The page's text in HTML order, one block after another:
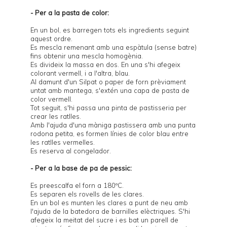
- Per a la pasta de color:
En un bol, es barregen tots els ingredients seguint
aquest ordre.
Es mescla remenant amb una espàtula (sense batre)
fins obtenir una mescla homogènia.
Es divideix la massa en dos. En una s'hi afegeix
colorant vermell, i a l'altra, blau.
Al damunt d'un Silpat o paper de forn prèviament
untat amb mantega, s'extén una capa de pasta de
color vermell.
Tot seguit, s'hi passa una pinta de pastisseria per
crear les ratlles.
Amb l'ajuda d'una màniga pastissera amb una punta
rodona petita, es formen línies de color blau entre
les ratlles vermelles.
Es reserva al congelador.
- Per a la base de pa de pessic:
Es preescalfa el forn a 180ºC.
Es separen els rovells de les clares.
En un bol es munten les clares a punt de neu amb
l'ajuda de la batedora de barnilles elèctriques. S'hi
afegeix la meitat del sucre i es bat un parell de